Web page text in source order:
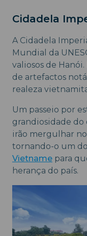
Cidadela
A Cidadela
Mundial da
valiosos de
de artefactos
realeza
Um passeio por
grandiosidade do
irão mergulhar
tornando-o um
Vietname para
herança do país.